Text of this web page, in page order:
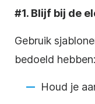
#1. Blijf bij de
Gebruik
bedoeld hebben:
Houd je